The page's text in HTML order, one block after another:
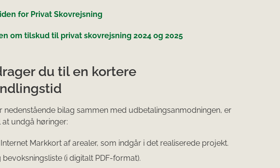
for Privat Skovrejsning
om tilskud til privat skovrejsning 2024 og 2025
du til en kortere
nedenstående bilag sammen med udbetalingsanmodningen, er
undgå høringer:
Markkort af arealer, som indgår i det realiserede projekt.
(i digitalt PDF-format).